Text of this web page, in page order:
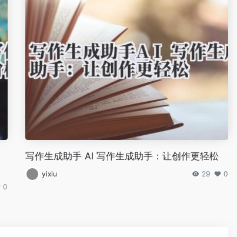
0
写作生成助手 AI 写作生成助手：让创作更轻松
yixiu 29 0